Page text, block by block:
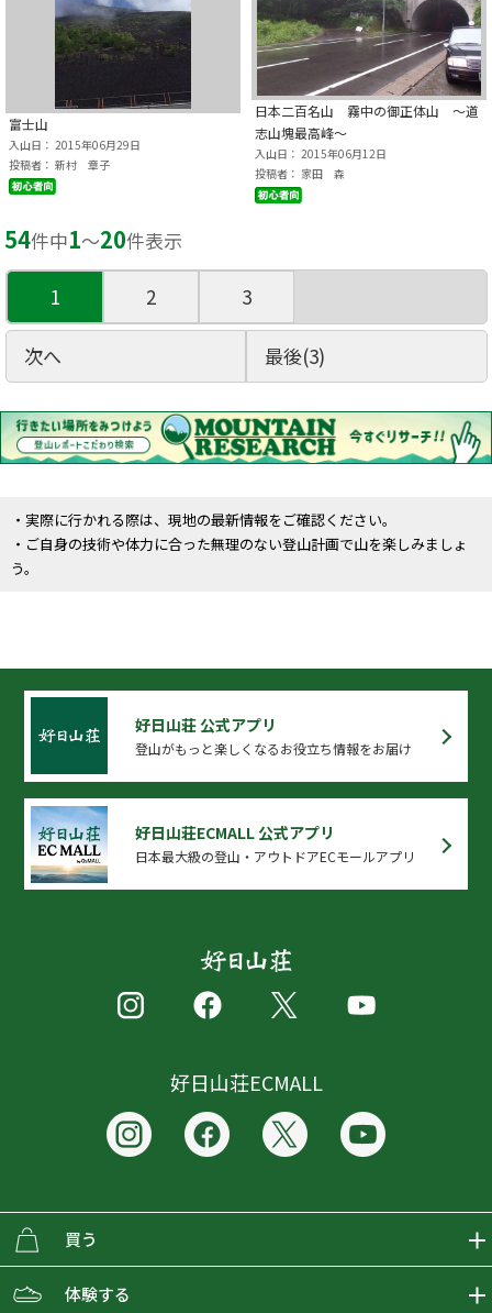
富士山
入山日： 2015年06月29日
投稿者： 新村 章子
日本二百名山 霧中の御正体山 ～道
志山塊最高峰～
入山日： 2015年06月12日
投稿者： 家田 森
54件中1〜20件表示
1 2 3
次へ 最後(3)
・実際に行かれる際は、現地の最新情報をご確認ください。
・ご自身の技術や体力に合った無理のない登山計画で山を楽しみましょ
う。
好日山荘 公式アプリ
登山がもっと楽しくなるお役立ち情報をお届け
好日山荘ECMALL 公式アプリ
日本最大級の登山・アウトドアECモールアプリ
好日山荘ECMALL
買う
ECMALLの商品をさがす
体験する